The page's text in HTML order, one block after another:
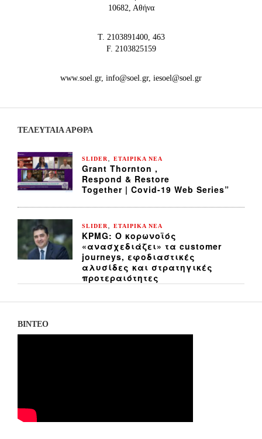
10682, Αθήνα
Τ. 2103891400, 463
F. 2103825159
www.soel.gr, info@soel.gr, iesoel@soel.gr
ΤΕΛΕΥΤΑΙΑ ΆΡΘΡΑ
SLIDER ΕΤΑΙΡΙΚΑ ΝΕΑ
Grant Thornton ,
Respond & Restore
Together | Covid-19 Web Series”
SLIDER ΕΤΑΙΡΙΚΑ ΝΕΑ
KPMG: Ο κορωνοϊός
«ανασχεδιάζει» τα customer
journeys, εφοδιαστικές
αλυσίδες και στρατηγικές
προτεραιότητες
ΒΙΝΤΕΟ